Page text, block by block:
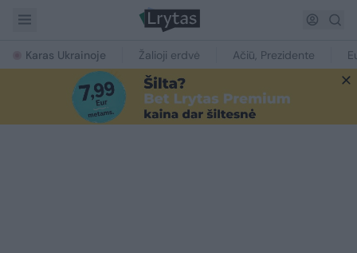
Karas Ukrainoje Žalioji erdvė Ačiū, Prezidente